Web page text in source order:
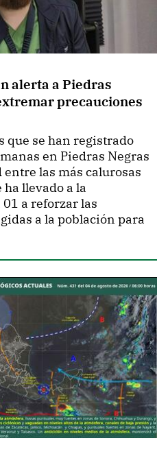
alerta a Piedras
precauciones
que se han registrado
en Piedras Negras
las más calurosas
llevado a la
a reforzar las
a la población para